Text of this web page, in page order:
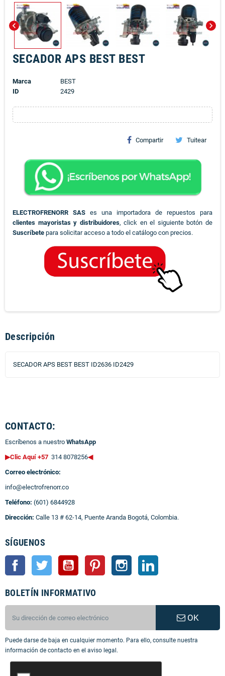
chevron_left chevron_right
SECADOR APS BEST BEST
Marca
BEST
ID
2429
Compartir Tuitear
ELECTROFRENORR SAS es una importadora de repuestos para
clientes mayoristas y distribuidores, click en el siguiente botón de
Suscríbete para solicitar acceso a todo el catálogo con precios.
Descripción
SECADOR APS BEST BEST ID2636 ID2429
CONTACTO:
Escríbenos a nuestro WhatsApp
▶Clic Aquí +57 314 8078256◀
Correo electrónico:
info@electrofrenorr.co
Teléfono: (601) 6844928
Dirección: Calle 13 # 62-14, Puente Aranda Bogotá, Colombia.
SÍGUENOS
Facebook Twitter YouTube Pinterest Instagram
BOLETÍN INFORMATIVO
OK
Puede darse de baja en cualquier momento. Para ello, consulte nuestra
información de contacto en el aviso legal.